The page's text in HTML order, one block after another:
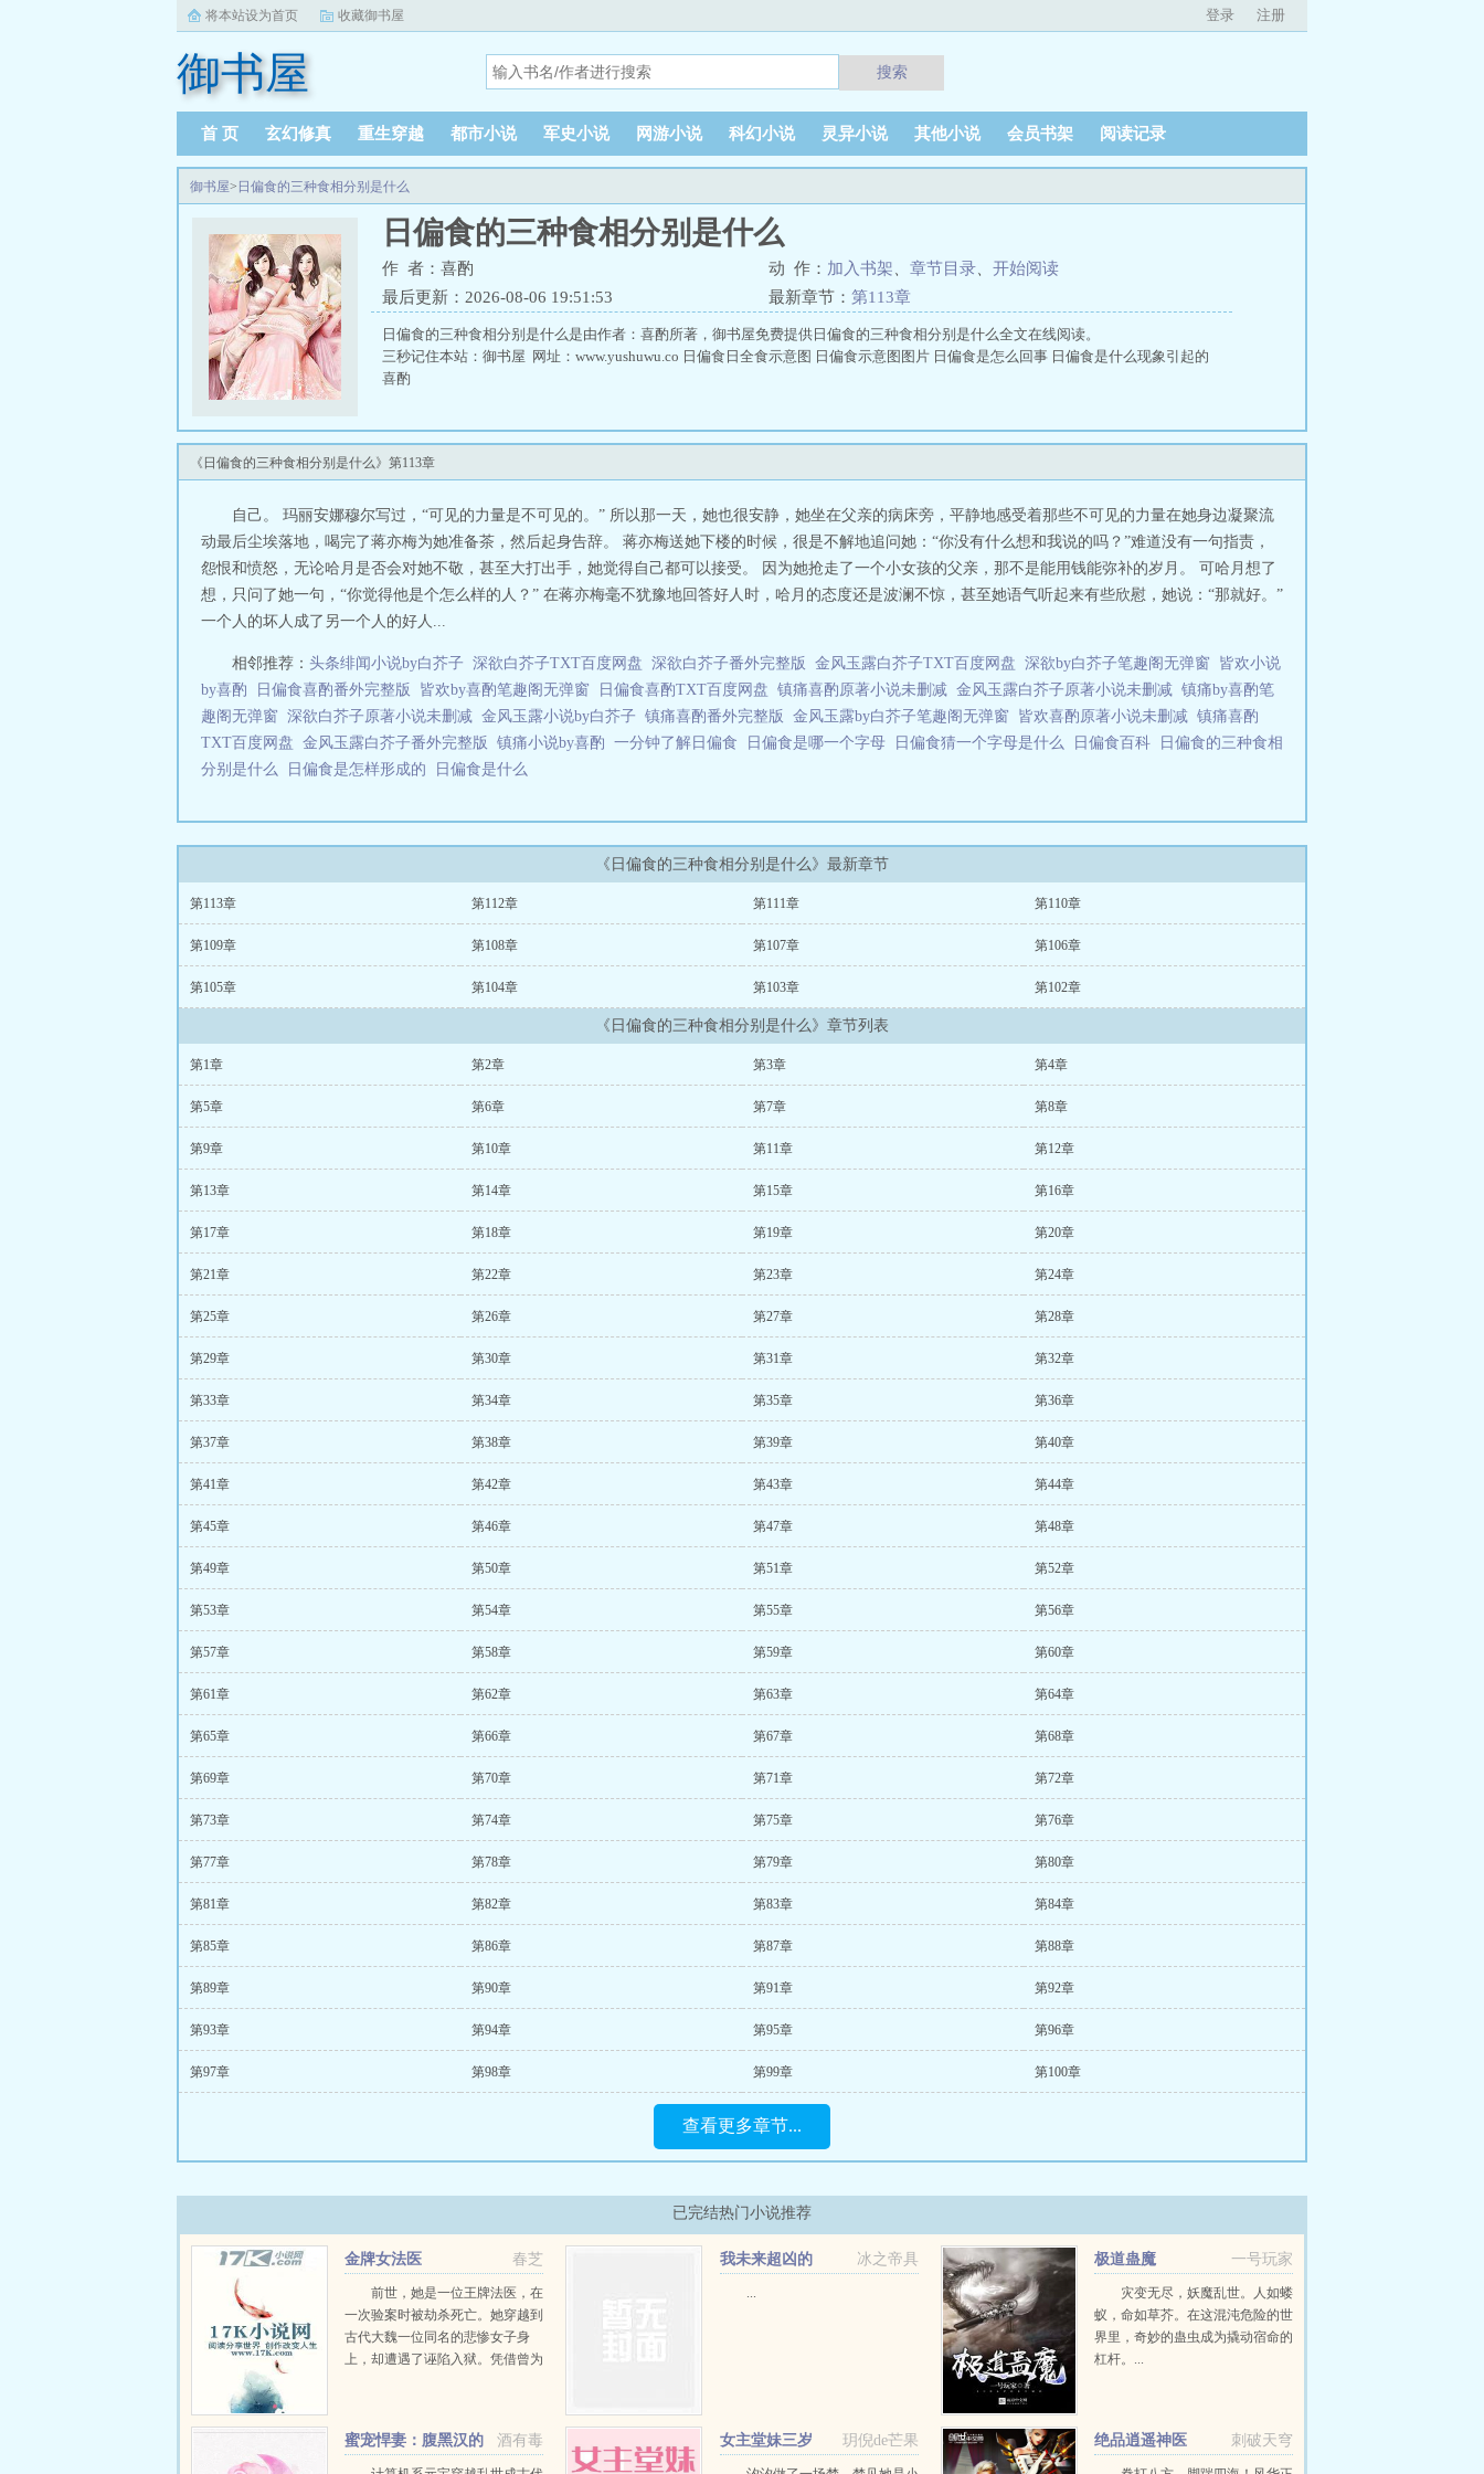
将本站设为首页 收藏御书屋 登录 注册
御书屋 搜索
首 页 玄幻修真 重生穿越 都市小说 军史小说 网游小说 科幻小说 灵异小说 其他小说 会员书架 阅读记录
御书屋> 日偏食的三种食相分别是什么
日偏食的三种食相分别是什么
作 者：喜酌 动 作： 加入书架 章节目录
开始阅读
最后更新：2026-08-06 19:51:53
最新章节： 第113章
日偏食的三种食相分别是什么是由作者：喜酌所著，御书屋免费提供日偏食的三种食相分别是什么全文在线阅读。
三秒记住本站：御书屋 网址：www.yushuwu.co 日偏食日全食示意图 日偏食示意图图片 日偏食是怎么回事 日偏食是什么现象引起的
喜酌
《日偏食的三种食相分别是什么》第113章
自己。 玛丽安娜穆尔写过，“可见的力量是不可见的。” 所以那一天，她也很安静，她坐在父亲的病床旁，平静地感受着那些不可见的力量在她身边凝聚流
动最后尘埃落地，喝完了蒋亦梅为她准备茶，然后起身告辞。 蒋亦梅送她下楼的时候，很是不解地追问她：“你没有什么想和我说的吗？”难道没有一句指责，
怨恨和愤怒，无论哈月是否会对她不敬，甚至大打出手，她觉得自己都可以接受。 因为她抢走了一个小女孩的父亲，那不是能用钱能弥补的岁月。 可哈月想了
想，只问了她一句，“你觉得他是个怎么样的人？” 在蒋亦梅毫不犹豫地回答好人时，哈月的态度还是波澜不惊，甚至她语气听起来有些欣慰，她说：“那就好。”
一个人的坏人成了另一个人的好人...
相邻推荐： 头条绯闻小说by白芥子 深欲白芥子TXT百度网盘 深欲白芥子番外完整版 金风玉露白芥子TXT百度网盘 深欲by白芥子笔趣阁无弹窗
皆欢小说
by喜酌
日偏食喜酌番外完整版 皆欢by喜酌笔趣阁无弹窗 日偏食喜酌TXT百度网盘 镇痛喜酌原著小说未删减 金风玉露白芥子原著小说未删减 镇痛by喜酌笔
趣阁无弹窗 深欲白芥子原著小说未删减 金风玉露小说by白芥子 镇痛喜酌番外完整版 金风玉露by白芥子笔趣阁无弹窗 皆欢喜酌原著小说未删减 镇痛喜酌
TXT百度网盘 金风玉露白芥子番外完整版 镇痛小说by喜酌 一分钟了解日偏食 日偏食是哪一个字母 日偏食猜一个字母是什么 日偏食百科
日偏食的三种食相
分别是什么
日偏食是怎样形成的 日偏食是什么
《日偏食的三种食相分别是什么》最新章节
第113章 第112章 第111章 第110章
第109章 第108章 第107章 第106章
第105章 第104章 第103章 第102章
《日偏食的三种食相分别是什么》章节列表
第1章 第2章 第3章 第4章
第5章 第6章 第7章 第8章
第9章 第10章 第11章 第12章
第13章 第14章 第15章 第16章
第17章 第18章 第19章 第20章
第21章 第22章 第23章 第24章
第25章 第26章 第27章 第28章
第29章 第30章 第31章 第32章
第33章 第34章 第35章 第36章
第37章 第38章 第39章 第40章
第41章 第42章 第43章 第44章
第45章 第46章 第47章 第48章
第49章 第50章 第51章 第52章
第53章 第54章 第55章 第56章
第57章 第58章 第59章 第60章
第61章 第62章 第63章 第64章
第65章 第66章 第67章 第68章
第69章 第70章 第71章 第72章
第73章 第74章 第75章 第76章
第77章 第78章 第79章 第80章
第81章 第82章 第83章 第84章
第85章 第86章 第87章 第88章
第89章 第90章 第91章 第92章
第93章 第94章 第95章 第96章
第97章 第98章 第99章 第100章
查看更多章节...
已完结热门小说推荐
春芝
金牌女法医
前世，她是一位王牌法医，在
一次验案时被劫杀死亡。她穿越到
古代大魏一位同名的悲惨女子身
上，却遭遇了诬陷入狱。凭借曾为
个不可告人的阴谋...
冰之帝具
我未来超凶的
...
一号玩家
极道蛊魔
灾变无尽，妖魔乱世。人如蝼
蚁，命如草芥。在这混沌危险的世
界里，奇妙的蛊虫成为撬动宿命的
杠杆。...
酒有毒
蜜宠悍妻：腹黑汉的
心尖宠
玥倪de芒果
女主堂妹三岁 刺破天穹
绝品逍遥神医